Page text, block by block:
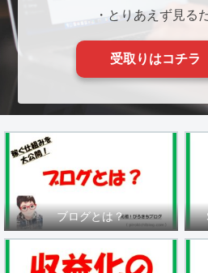
・とりあえず見る
受取りはコチラ
ブログとは？